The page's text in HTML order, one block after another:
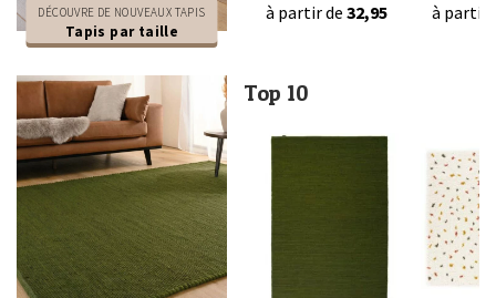
DÉCOUVRE DE NOUVEAUX TAPIS
Tapis par taille
à partir de 32,95 à partir
Top 10